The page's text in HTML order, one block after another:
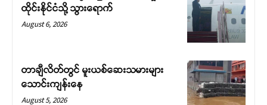
ထိုင်းနိုင်ငံသို့ သွားရောက်
August 6, 2026
တာချီလိတ်တွင် မူးယစ်ဆေးသမားများ
သောင်းကျန်းနေ
August 5, 2026